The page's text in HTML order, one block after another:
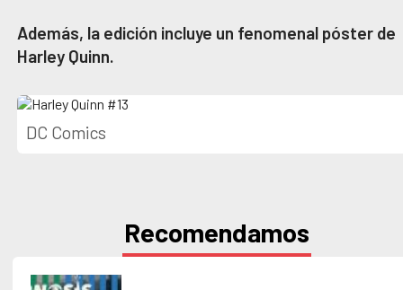
Además, la edición incluye un fenomenal póster de
Harley Quinn.
DC Comics
Recomendamos